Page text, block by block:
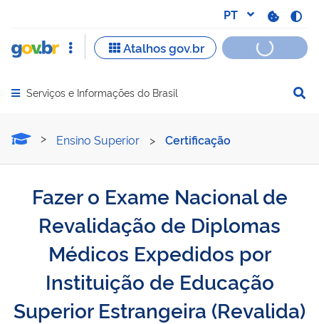
Abrir menu principal de navegação
Serviços e Informações do Brasil
Fazer o Exame Nacional
Ensino Superior > Certificação
Fazer o Exame Nacional de
Revalidação de Diplomas
Médicos Expedidos por
Instituição de Educação
Superior Estrangeira (Revalida)